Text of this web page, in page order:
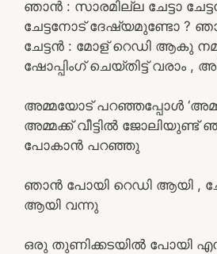
ഞാൻ : സാരമില്ല ചേട്ടാ
ചേട്ടനോട് ദേഷ്യമുണ്ടോ ?
ചേട്ടൻ : മോള് റെഡി ആകു
ഷോപ്പിംഗ് ചെയ്തിട്ട് വരാം ,
അമ്മയോട് പറഞ്ഞപ്പോൾ
അമ്മക്ക് വീട്ടിൽ ജോലിയുണ്ട്
പോകാൻ പറഞ്ഞു
ഞാൻ പോയി റെഡി ആയി ,
ആയി വന്നു
ഒരു തുണിക്കടയിൽ പോയി